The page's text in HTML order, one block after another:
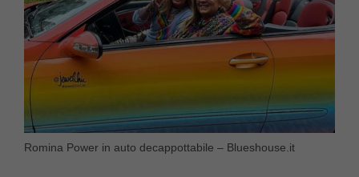
Romina Power in auto decappottabile – Blueshouse.it